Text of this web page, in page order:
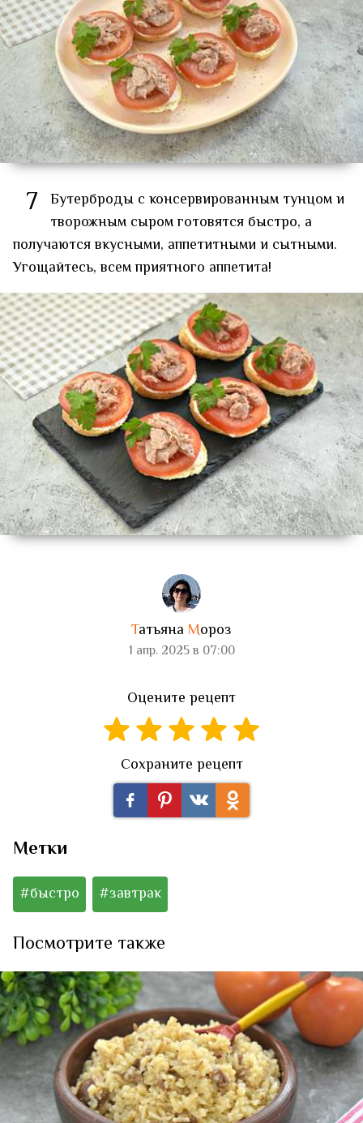
7 Бутерброды с консервированным тунцом и
творожным сыром готовятся быстро, а
получаются вкусными, аппетитными и сытными.
Угощайтесь, всем приятного аппетита!
Татьяна Мороз
1 апр. 2025 в 07:00
Оцените рецепт
Сохраните рецепт
Метки
#быстро #завтрак
Посмотрите также